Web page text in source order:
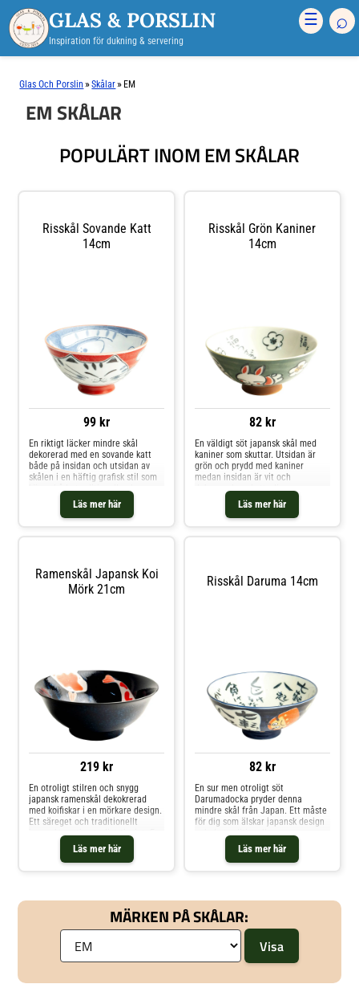
GLAS & PORSLIN
Inspiration för dukning & servering
☰ ⌕
Glas Och Porslin »Skålar » EM
EM SKÅLAR
POPULÄRT INOM EM SKÅLAR
Risskål Sovande Katt
14cm
99 kr
Läs mer här
En riktigt läcker mindre skål
dekorerad med en sovande katt
både på insidan och utsidan av
skålen i en häftig grafisk stil som
modern samtidigt. Tillverkad i
Japan. Mäter 14cm i diameter.
Risskål Grön Kaniner
14cm
82 kr
Läs mer här
En väldigt söt japansk skål med
kaniner som skuttar. Utsidan är
grön och prydd med kaniner
medan insidan är vit och
kanin, blommor och kanji. Mäter
14cm i diameter.
Ramenskål Japansk Koi
Mörk 21cm
219 kr
Läs mer här
En otroligt stilren och snygg
japansk ramenskål dekokrerad
med koifiskar i en mörkare design.
Ett säreget och traditionellt
japanskt motiv, otroligt tjusigt. En
klassisk skål helt enkelt som
kommer vara fin och unik i
vitrinskåpet. Perfekt till ris,
diameter.
Risskål Daruma 14cm
82 kr
Läs mer här
En sur men otroligt söt
Darumadocka pryder denna
mindre skål från Japan. Ett måste
för dig som älskar japansk design
och de traditionella
dekorationerna. Mäter 14cm i
MÄRKEN PÅ SKÅLAR: